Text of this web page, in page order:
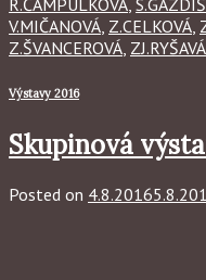
V.MIČANOVÁ Z.CELKOVÁ
Z.ŠVANCEROVÁ ZJ.RYŠAVÁ
Výstavy 2016
Skupinová
Posted on 4.8.2016